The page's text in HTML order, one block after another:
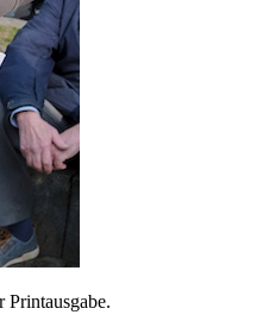
Printausgabe.